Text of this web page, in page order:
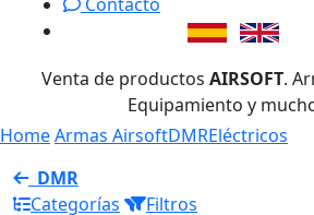
Venta de productos AIRSOFT.
Equipamiento y
HomeArmas AirsoftDMREléctricos
DMR
Categorías
Filtros